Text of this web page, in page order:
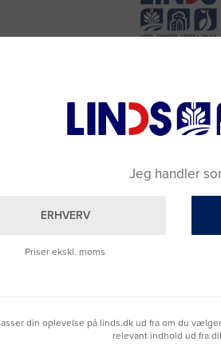
Ring til os på 9992
Jeg handler
ERHVERV
Priser ekskl. moms
din oplevelse på linds.dk ud fra om du
relevant indhold ud fra